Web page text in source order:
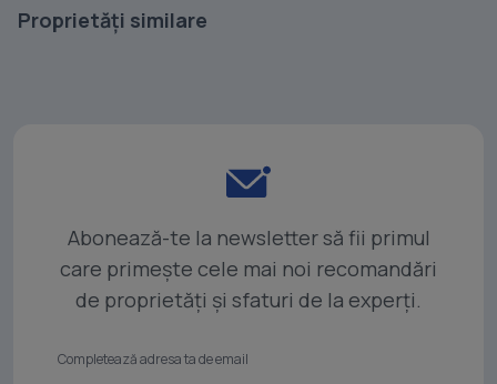
Proprietăți similare
Abonează-te la newsletter să fii primul
care primește cele mai noi recomandări
de proprietăți și sfaturi de la experți.